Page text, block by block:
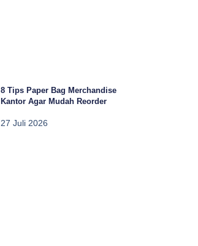
8 Tips Paper Bag Merchandise
Kantor Agar Mudah Reorder
27 Juli 2026